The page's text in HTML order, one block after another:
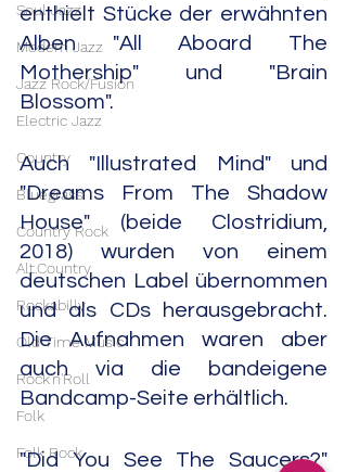
Soul Jazz
Modern Jazz
Jazz Rock/Fusion
Electric Jazz
Country
Bluegrass
Country Rock
Alt.Country
Rockabilly
Old Time Music
Rock'n'Roll
Folk
Folk Rock
enthielt Stücke der erwähnten
Alben "All Aboard The
Mothership" und "Brain
Blossom".
Auch "Illustrated Mind" und
"Dreams From The Shadow
House" (beide Clostridium,
2018) wurden von einem
deutschen Label übernommen
und als CDs herausgebracht.
Die Aufnahmen waren aber
auch via die bandeigene
Bandcamp-Seite erhältlich.
"Did You See The Saucers?"